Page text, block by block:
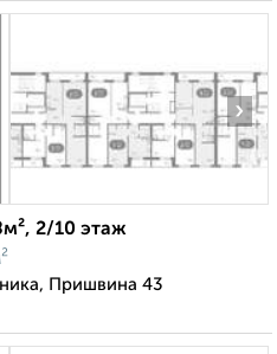
›
2/10 этаж
Пришвина 43